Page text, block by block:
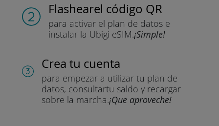
Flashearel código QR
para activar el plan de datos e
instalar la Ubigi eSIM.¡Simple!
Crea tu cuenta
para empezar a utilizar tu plan de
datos, consultartu saldo y recargar
sobre la marcha.¡Que aproveche!